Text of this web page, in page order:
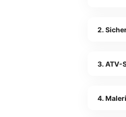
2.
3. ATV-
4.